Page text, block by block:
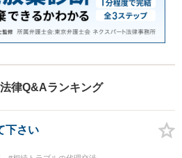
律Q&Aランキング
下さい